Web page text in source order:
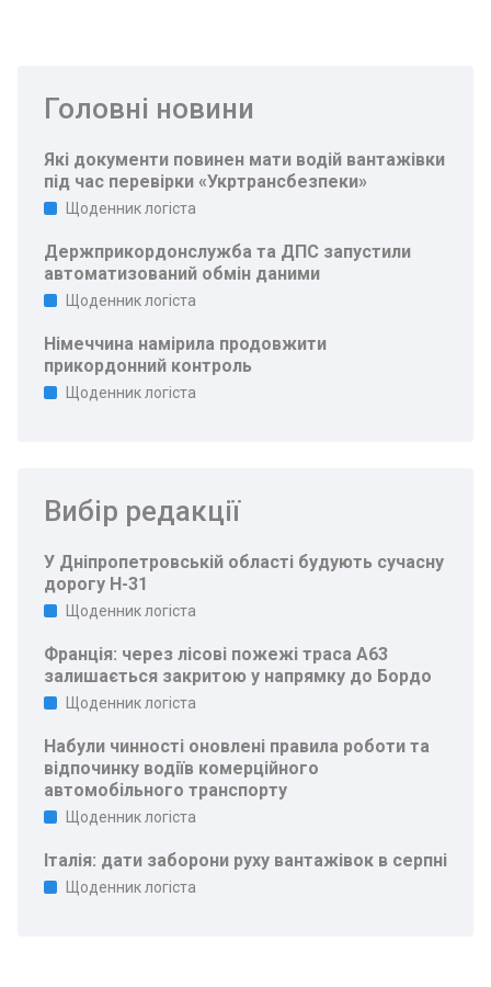
Головні новини
Які документи повинен мати водій вантажівки
під час перевірки «Укртрансбезпеки»
Щоденник логіста
Держприкордонслужба та ДПС запустили
автоматизований обмін даними
Щоденник логіста
Німеччина намірила продовжити
прикордонний контроль
Щоденник логіста
Вибір редакції
У Дніпропетровській області будують сучасну
дорогу Н-31
Щоденник логіста
Франція: через лісові пожежі траса A63
залишається закритою у напрямку до Бордо
Щоденник логіста
Набули чинності оновлені правила роботи та
відпочинку водіїв комерційного
автомобільного транспорту
Щоденник логіста
Італія: дати заборони руху вантажівок в серпні
Щоденник логіста